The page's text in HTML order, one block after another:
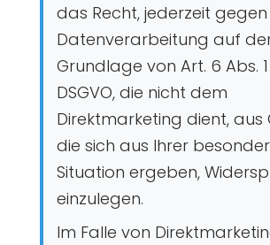
das Recht, jederzeit
Datenverarbeitung auf
Grundlage von Art. 6 Abs.
DSGVO, die nicht dem
Direktmarketing dient, aus
die sich aus Ihrer
Situation ergeben,
einzulegen.
Im Falle von